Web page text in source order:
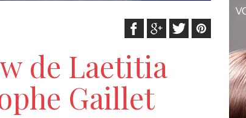
de Laetitia
Gaillet